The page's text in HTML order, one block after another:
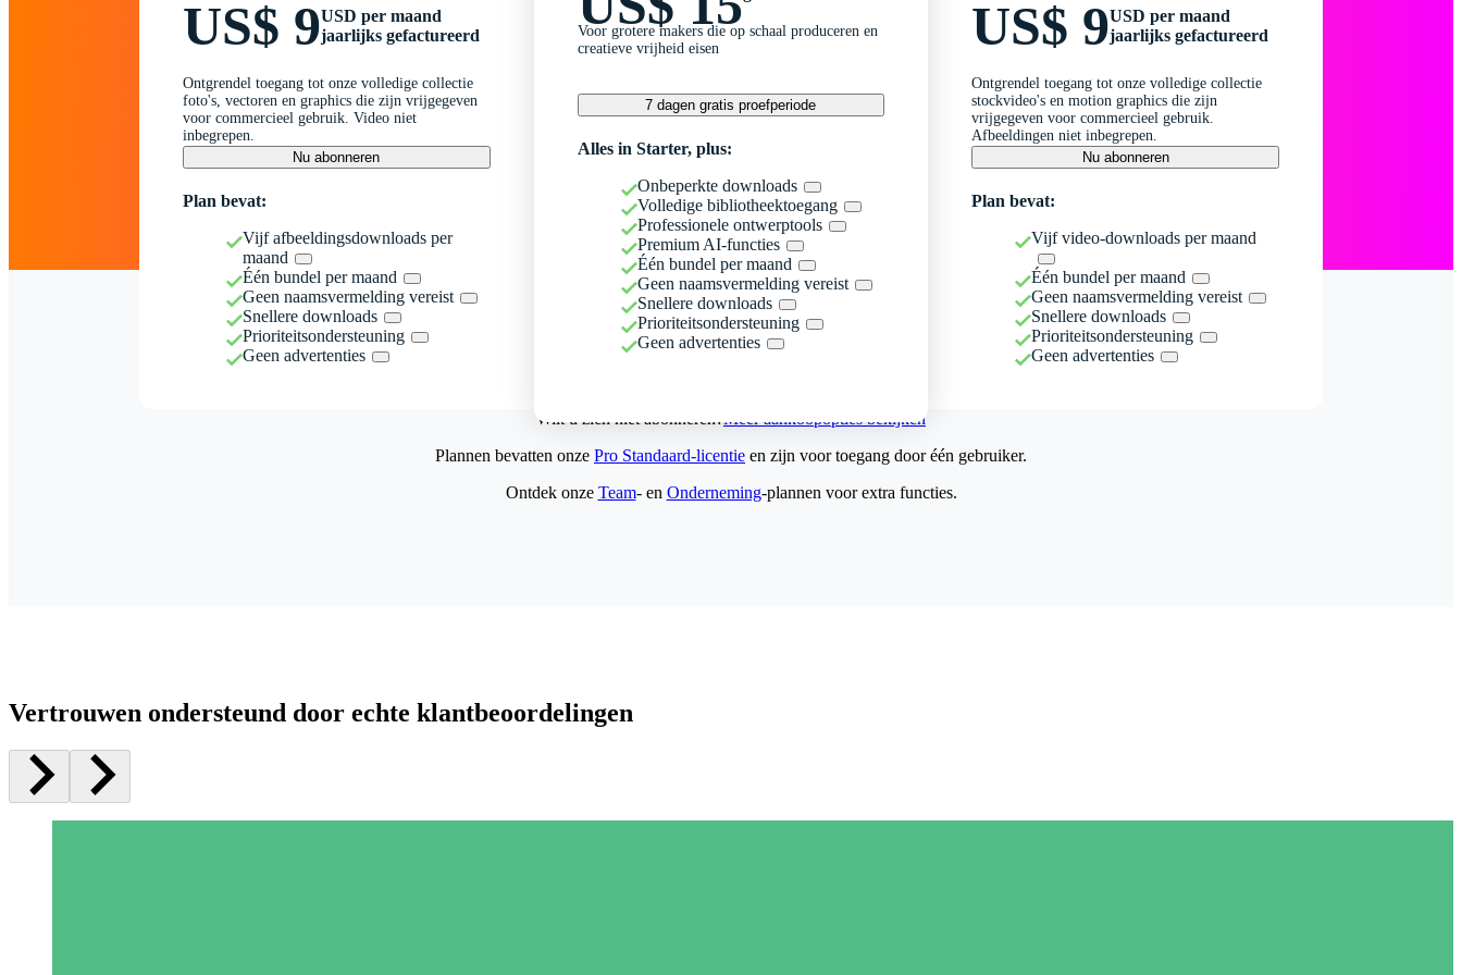
US$ 9USD per maand
jaarlijks gefactureerd
Ontgrendel toegang tot onze volledige collectie
foto's, vectoren en graphics die zijn vrijgegeven
voor commercieel gebruik. Video niet
inbegrepen.
Nu abonneren
Plan bevat:
Vijf afbeeldingsdownloads per
maand
Één bundel per maand
Geen naamsvermelding vereist
Snellere downloads
Prioriteitsondersteuning
Geen advertenties
Voor grotere makers die op schaal produceren en
creatieve vrijheid eisen
7 dagen gratis proefperiode
Alles in Starter, plus:
Onbeperkte downloads
Volledige bibliotheektoegang
Professionele ontwerptools
Premium AI-functies
Één bundel per maand
Geen naamsvermelding vereist
Snellere downloads
Prioriteitsondersteuning
Geen advertenties
US$ 9USD per maand
jaarlijks gefactureerd
Ontgrendel toegang tot onze volledige collectie
stockvideo's en motion graphics die zijn
vrijgegeven voor commercieel gebruik.
Afbeeldingen niet inbegrepen.
Nu abonneren
Plan bevat:
Vijf video-downloads per maand
Één bundel per maand
Geen naamsvermelding vereist
Snellere downloads
Prioriteitsondersteuning
Geen advertenties
Wilt u zich niet abonneren?Meer aankoopopties bekijken
Plannen bevatten onze Pro Standaard-licentie en zijn voor toegang door één gebruiker.
Ontdek onze Team- en Onderneming-plannen voor extra functies.
Vertrouwen ondersteund door echte klantbeoordelingen